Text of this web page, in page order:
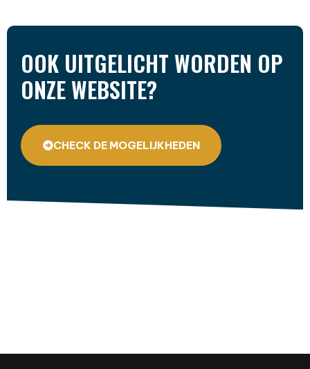
OOK UITGELICHT WORDEN OP
ONZE WEBSITE?
CHECK DE MOGELIJKHEDEN